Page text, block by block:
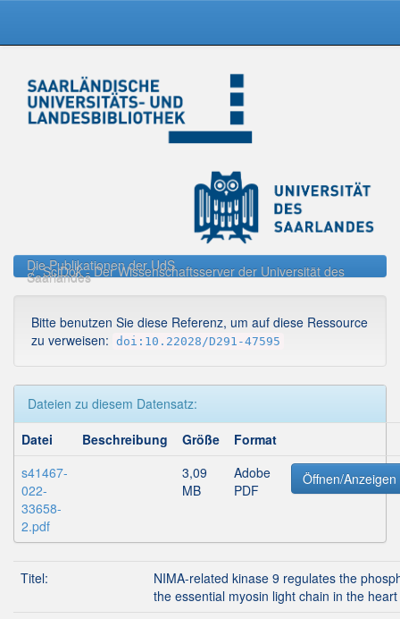
navigation
Die Publikationen der UdS
SciDok - Der Wissenschaftsserver der Universität des
Saarlandes
Bitte benutzen Sie diese Referenz, um auf diese Ressource
zu verweisen: doi:10.22028/D291-47595
Dateien zu diesem Datensatz:
Datei
Beschreibung Größe
Format
s41467-
022-
33658-
2.pdf
3,09
MB
Adobe
PDF
Öffnen/Anzeigen
Titel:
NIMA-related kinase 9 regulates the
the essential myosin light chain in the heart